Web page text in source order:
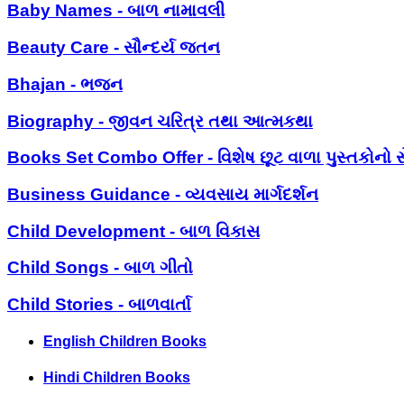
Baby Names - બાળ નામાવલી
Beauty Care - સૌન્દર્ય જતન
Bhajan - ભજન
Biography - જીવન ચરિત્ર તથા આત્મકથા
Books Set Combo Offer - વિશેષ છૂટ વાળા પુસ્તકોનો
Business Guidance - વ્યવસાય માર્ગદર્શન
Child Development - બાળ વિકાસ
Child Songs - બાળ ગીતો
Child Stories - બાળવાર્તા
English Children Books
Hindi Children Books